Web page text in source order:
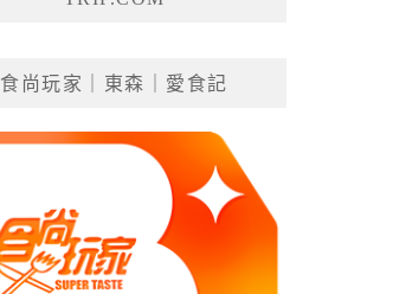
食尚玩家｜東森｜愛食記